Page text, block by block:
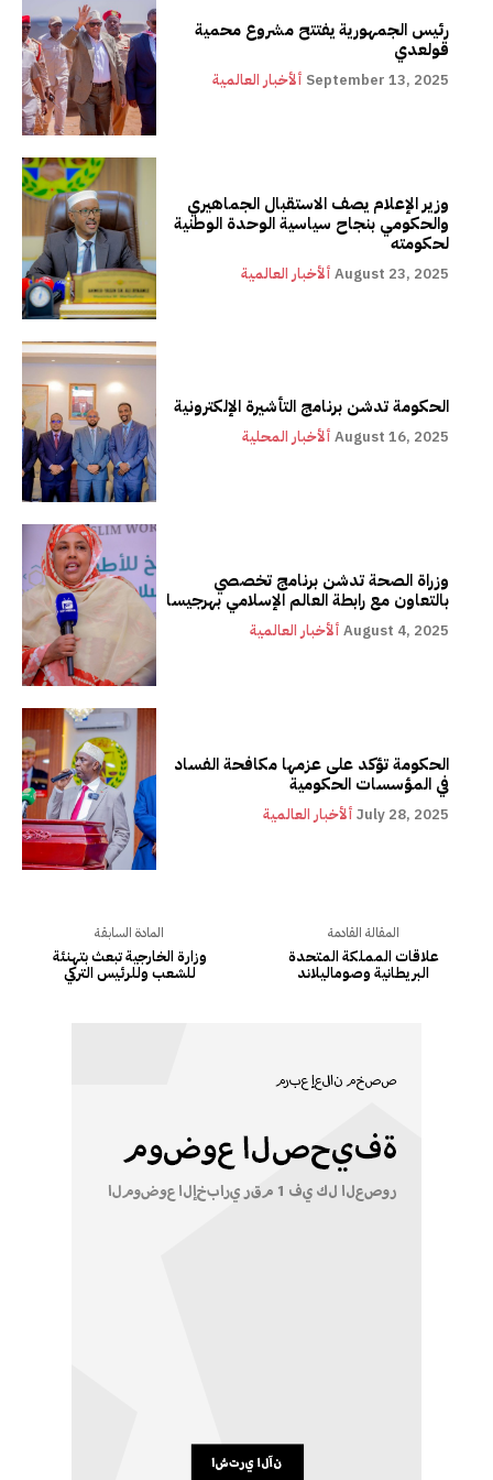
رئيس الجمهورية يفتتح مشروع محمية
قولعدي
ألأخبار العالمية September 13, 2025
وزير الإعلام يصف الاستقبال الجماهيري
والحكومي بنجاح سياسية الوحدة الوطنية
لحكومته
ألأخبار العالمية August 23, 2025
الحكومة تدشن برنامج التأشيرة الإلكترونية
ألأخبار المحلية August 16, 2025
وزراة الصحة تدشن برنامج تخصصي
بالتعاون مع رابطة العالم الإسلامي بهرجيسا
ألأخبار العالمية August 4, 2025
الحكومة تؤكد على عزمها مكافحة الفساد
في المؤسسات الحكومية
ألأخبار العالمية July 28, 2025
المادة السابقة
وزارة الخارجية تبعث بتهنئة
للشعب وللرئيس التركي
المقالة القادمة
علاقات المملكة المتحدة
البريطانية وصوماليلاند